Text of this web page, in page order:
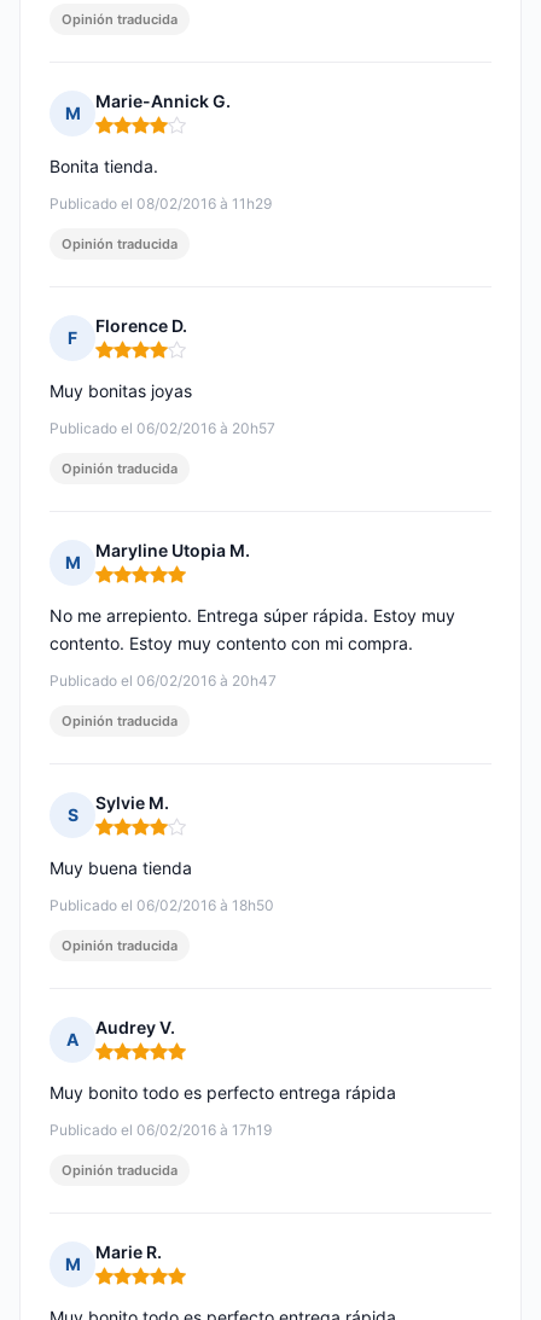
Opinión traducida
M
Marie-Annick G.
Nota: 4 de 5
Publicado el 08/02/2016 à 11h29
Bonita tienda.
Opinión traducida
F
Florence D.
Nota: 4 de 5
Publicado el 06/02/2016 à 20h57
Muy bonitas joyas
Opinión traducida
M
Maryline Utopia M.
Nota: 5 de 5
Publicado el 06/02/2016 à 20h47
No me arrepiento. Entrega súper rápida. Estoy muy
contento. Estoy muy contento con mi compra.
Opinión traducida
S
Sylvie M.
Nota: 4 de 5
Publicado el 06/02/2016 à 18h50
Muy buena tienda
Opinión traducida
A
Audrey V.
Nota: 5 de 5
Publicado el 06/02/2016 à 17h19
Muy bonito todo es perfecto entrega rápida
Opinión traducida
M
Marie R.
Nota: 5 de 5